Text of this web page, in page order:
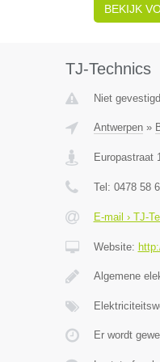
BEKIJK
TJ-Technics
Niet
Antwerpen»
Europastraat
Tel: 0478 58
E-mail › TJ-
Website:
Algemene
Er wordt